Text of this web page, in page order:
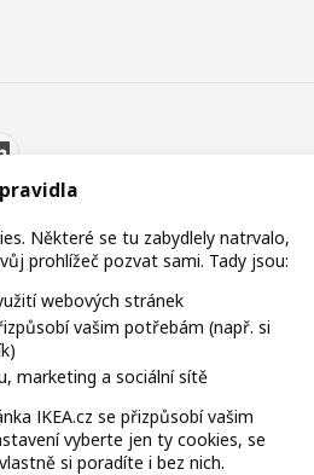
CS
Společně bezpečněDigitální přístupnost
Některé se tu zabydlely natrvalo,
prohlížeč pozvat sami. Tady jsou:
webových stránek
vašim potřebám (např. si
marketing a sociální sítě
IKEA.cz se přizpůsobí vašim
vyberte jen ty cookies, se
si poradíte i bez nich.